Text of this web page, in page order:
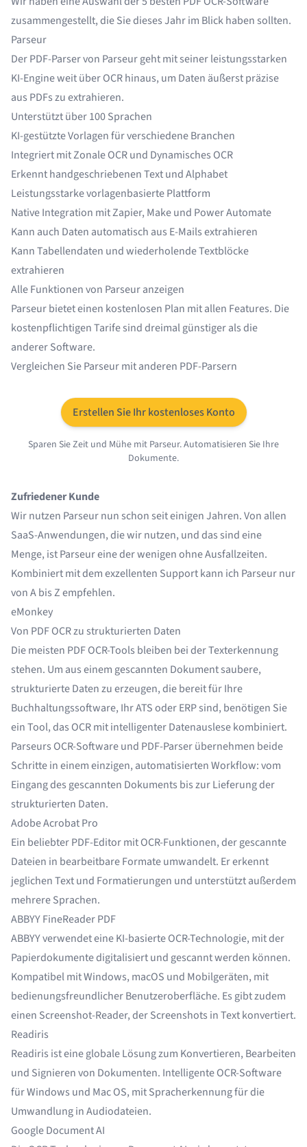
zusammengestellt, die Sie dieses Jahr im Blick haben sollten.
Parseur
DerPDF-Parservon Parseur geht mit seiner leistungsstarken
KI-Engine weit über OCR hinaus, um Daten äußerst präzise
aus PDFs zu extrahieren.
Unterstütztüber 100 Sprachen
KI-gestützte Vorlagen für verschiedene Branchen
Integriert mitZonale OCRund Dynamisches OCR
Erkennt handgeschriebenen Text und Alphabet
Leistungsstarkevorlagenbasierte Plattform
Native Integration mit Zapier, Make und Power Automate
Kann auch Daten automatisch aus E-Mails extrahieren
KannTabellendaten und wiederholende Textblöcke
extrahieren
Alle Funktionen von Parseur anzeigen
Parseur bietet einen kostenlosen Plan mit allen Features. Die
kostenpflichtigen Tarifesind dreimal günstiger als die
anderer Software.
Vergleichen Sie Parseur mitanderen PDF-Parsern
Erstellen Sie Ihr kostenloses Konto
Sparen Sie Zeit und Mühe mit Parseur. Automatisieren Sie Ihre
Dokumente.
Zufriedener Kunde
Wir nutzen Parseur nun schon seit einigen Jahren. Von allen
SaaS-Anwendungen, die wir nutzen, und das sind eine
Menge, ist Parseur eine der wenigen ohne Ausfallzeiten.
Kombiniert mit dem exzellenten Support kann ich Parseur nur
von A bis Z empfehlen.
eMonkey
Von PDF OCR zu strukturierten Daten
Die meisten PDF OCR-Tools bleiben bei der Texterkennung
stehen. Um aus einem gescannten Dokument saubere,
strukturierte Daten zu erzeugen, die bereit für Ihre
Buchhaltungssoftware, Ihr ATS oder ERP sind, benötigen Sie
ein Tool, das OCR mit intelligenter Datenauslese kombiniert.
Parseurs OCR-Softwareund PDF-Parserübernehmen beide
Schritte in einem einzigen, automatisierten Workflow: vom
Eingang des gescannten Dokuments bis zur Lieferung der
strukturierten Daten.
Adobe Acrobat Pro
Ein beliebter PDF-Editor mit OCR-Funktionen, der gescannte
Dateien in bearbeitbare Formate umwandelt. Er erkennt
jeglichen Text und Formatierungen und unterstützt außerdem
mehrere Sprachen.
ABBYY FineReader PDF
ABBYY verwendet eine KI-basierte OCR-Technologie, mit der
Papierdokumente digitalisiert und gescannt werden können.
Kompatibel mit Windows, macOS und Mobilgeräten, mit
bedienungsfreundlicher Benutzeroberfläche. Es gibt zudem
einen Screenshot-Reader, der Screenshots in Text konvertiert.
Readiris
Readiris ist eine globale Lösung zum Konvertieren, Bearbeiten
und Signieren von Dokumenten. Intelligente OCR-Software
für Windows und Mac OS, mit Spracherkennung für die
Umwandlung in Audiodateien.
Google Document AI